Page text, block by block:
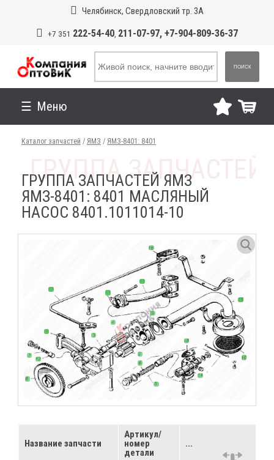
Челябинск, Свердловский тр. 3А
+7 351 222-54-40, 211-07-97, +7-904-809-36-37
ПОИСК
Меню
Каталог запчастей / ЯМЗ / ЯМЗ-8401: 8401
ГРУППА ЗАПЧАСТЕЙ ЯМЗ
ЯМЗ-8401: 8401 МАСЛЯНЫЙ
НАСОС 8401.1011014-10
Название запчасти
Артикул/
номер
детали
...